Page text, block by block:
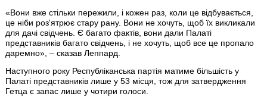
«Вони вже стільки пережили, і кожен раз, коли це відбувається,
це ніби роз'ятрює стару рану. Вони не хочуть, щоб їх викликали
для дачі свідчень. Є багато фактів, вони дали Палаті
представників багато свідчень, і не хочуть, щоб все це пропало
даремно», – сказав Леппард.
Наступного року Республіканська партія матиме більшість у
Палаті представників лише у 53 місця, тож для затвердження
Гетца є запас лише у чотири голоси.